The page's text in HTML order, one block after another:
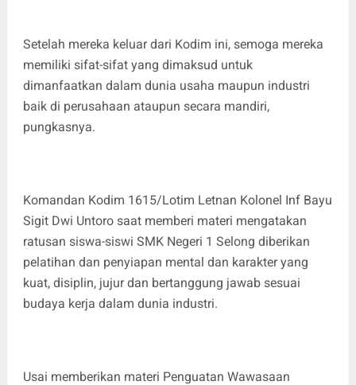
Setelah mereka keluar dari Kodim ini, semoga mereka
memiliki sifat-sifat yang dimaksud untuk
dimanfaatkan dalam dunia usaha maupun industri
baik di perusahaan ataupun secara mandiri,
pungkasnya.
Komandan Kodim 1615/Lotim Letnan Kolonel Inf Bayu
Sigit Dwi Untoro saat memberi materi mengatakan
ratusan siswa-siswi SMK Negeri 1 Selong diberikan
pelatihan dan penyiapan mental dan karakter yang
kuat, disiplin, jujur dan bertanggung jawab sesuai
budaya kerja dalam dunia industri.
Usai memberikan materi Penguatan Wawasaan